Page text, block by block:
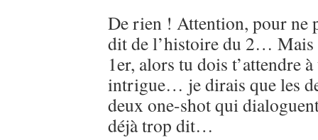
De rien ! Attention, pour ne
dit de l’histoire du 2… Mais
1er, alors tu dois t’attendre
intrigue… je dirais que les
deux one-shot qui
déjà trop dit…